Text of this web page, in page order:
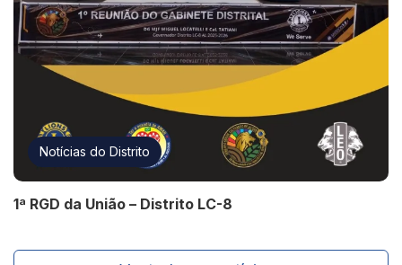
Notícias do Distrito
1ª RGD da União – Distrito LC-8